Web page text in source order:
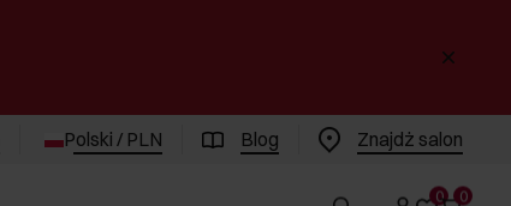
Polski / PLN Blog Znajdż salon
0 0